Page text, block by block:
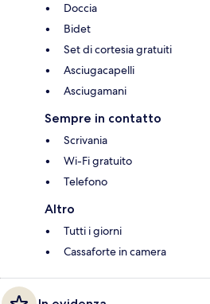
Doccia
Bidet
Set di cortesia gratuiti
Asciugacapelli
Asciugamani
Sempre in contatto
Scrivania
Wi-Fi gratuito
Telefono
Altro
Tutti i giorni
Cassaforte in camera